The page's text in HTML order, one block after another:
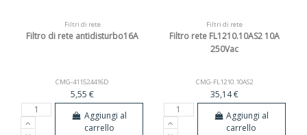
Filtri di rete
Filtro di rete antidisturbo16A
CMG-411524416D
5,55 €
Aggiungi al
carrello
Filtri di rete
Filtro rete FL1210.10AS2 10A
250Vac
CMG-FL1210.10AS2
35,14 €
Aggiungi al
carrello